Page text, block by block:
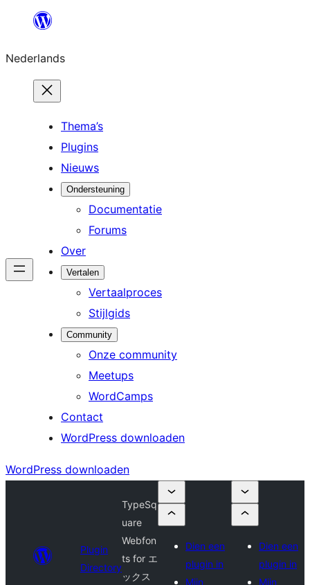
de
inhoud
Nederlands
Thema’s
Plugins
Nieuws
Ondersteuning
Documentatie
Forums
Over
Vertalen
Vertaalproces
Stijlgids
Community
Onze community
Meetups
WordCamps
Contact
WordPress downloaden
WordPress downloaden
Plugin
Directory
TypeSq
uare
Webfon
ts for エ
ックス
Dien een
plugin in
Mijn
Dien een
plugin in
Mijn